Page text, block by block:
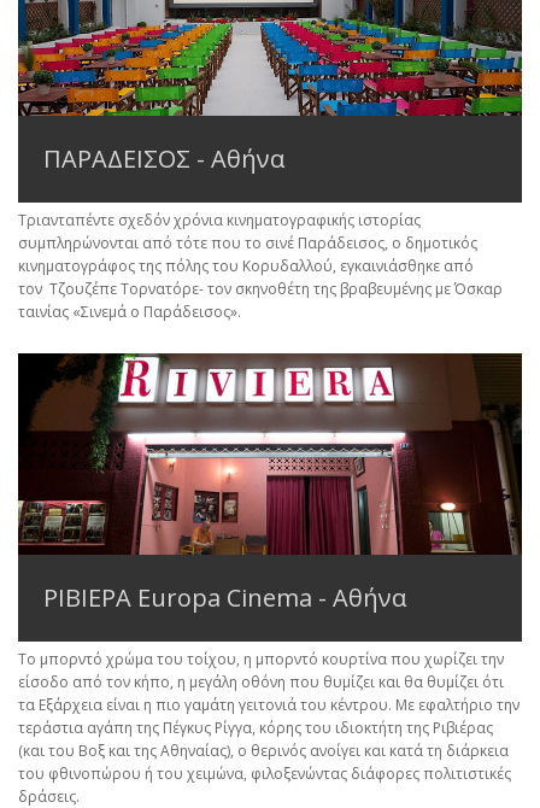
ΠΑΡΑΔΕΙΣΟΣ - Αθήνα
Τριανταπέντε σχεδόν χρόνια κινηματογραφικής ιστορίας
συμπληρώνονται από τότε που το σινέ Παράδεισος, ο δημοτικός
κινηματογράφος της πόλης του Κορυδαλλού, εγκαινιάσθηκε από
τον Τζουζέπε Τορνατόρε- τον σκηνοθέτη της βραβευμένης με Όσκαρ
ταινίας «Σινεμά ο Παράδεισος».
ΡΙΒΙΕΡΑ Europa Cinema - Αθήνα
Το μπορντό χρώμα του τοίχου, η μπορντό κουρτίνα που χωρίζει την
είσοδο από τον κήπο, η μεγάλη οθόνη που θυμίζει και θα θυμίζει ότι
τα Εξάρχεια είναι η πιο γαμάτη γειτονιά του κέντρου. Με εφαλτήριο την
τεράστια αγάπη της Πέγκυς Ρίγγα, κόρης του ιδιοκτήτη της Ριβιέρας
(και του Βοξ και της Αθηναίας), ο θερινός ανοίγει και κατά τη διάρκεια
του φθινοπώρου ή του χειμώνα, φιλοξενώντας διάφορες πολιτιστικές
δράσεις.